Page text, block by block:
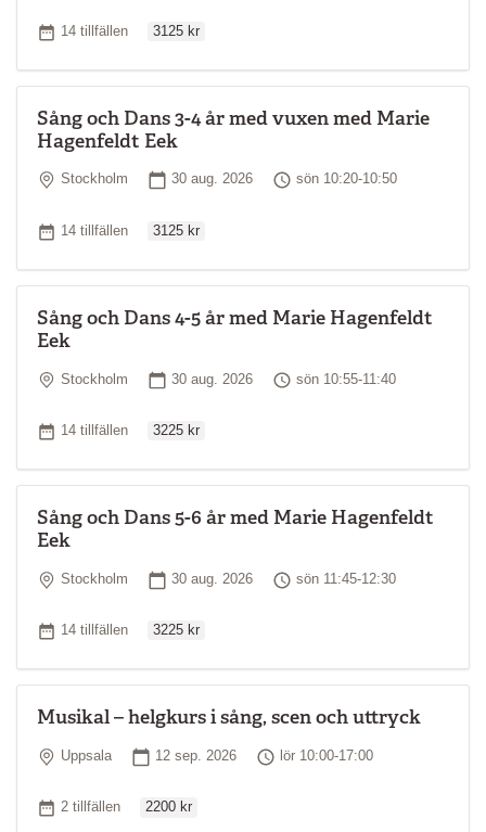
Antal tillfällen
14 tillfällen 3125 kr
Sång och Dans 3-4 år med vuxen med Marie
Hagenfeldt Eek
Plats
Stockholm Startdatum
30 aug. 2026 Tid
sön 10:20-10:50
Antal tillfällen
14 tillfällen 3125 kr
Sång och Dans 4-5 år med Marie Hagenfeldt
Eek
Plats
Stockholm Startdatum
30 aug. 2026 Tid
sön 10:55-11:40
Antal tillfällen
14 tillfällen 3225 kr
Sång och Dans 5-6 år med Marie Hagenfeldt
Eek
Plats
Stockholm Startdatum
30 aug. 2026 Tid
sön 11:45-12:30
Antal tillfällen
14 tillfällen 3225 kr
Musikal – helgkurs i sång, scen och uttryck
Plats
Uppsala Startdatum
12 sep. 2026 Tid
lör 10:00-17:00
Antal tillfällen
2 tillfällen 2200 kr